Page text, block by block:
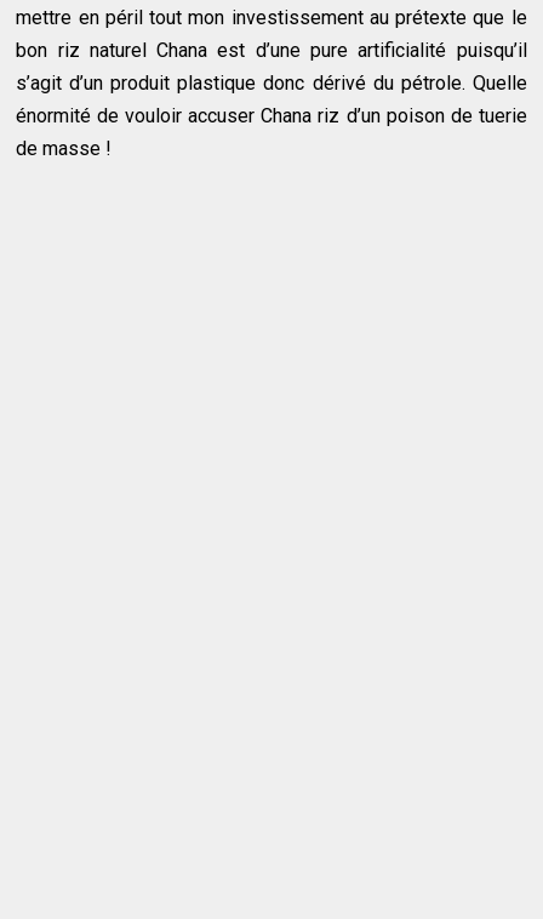
mettre en péril tout mon investissement au prétexte que le
bon riz naturel Chana est d’une pure artificialité puisqu’il
s’agit d’un produit plastique donc dérivé du pétrole. Quelle
énormité de vouloir accuser Chana riz d’un poison de tuerie
de masse !